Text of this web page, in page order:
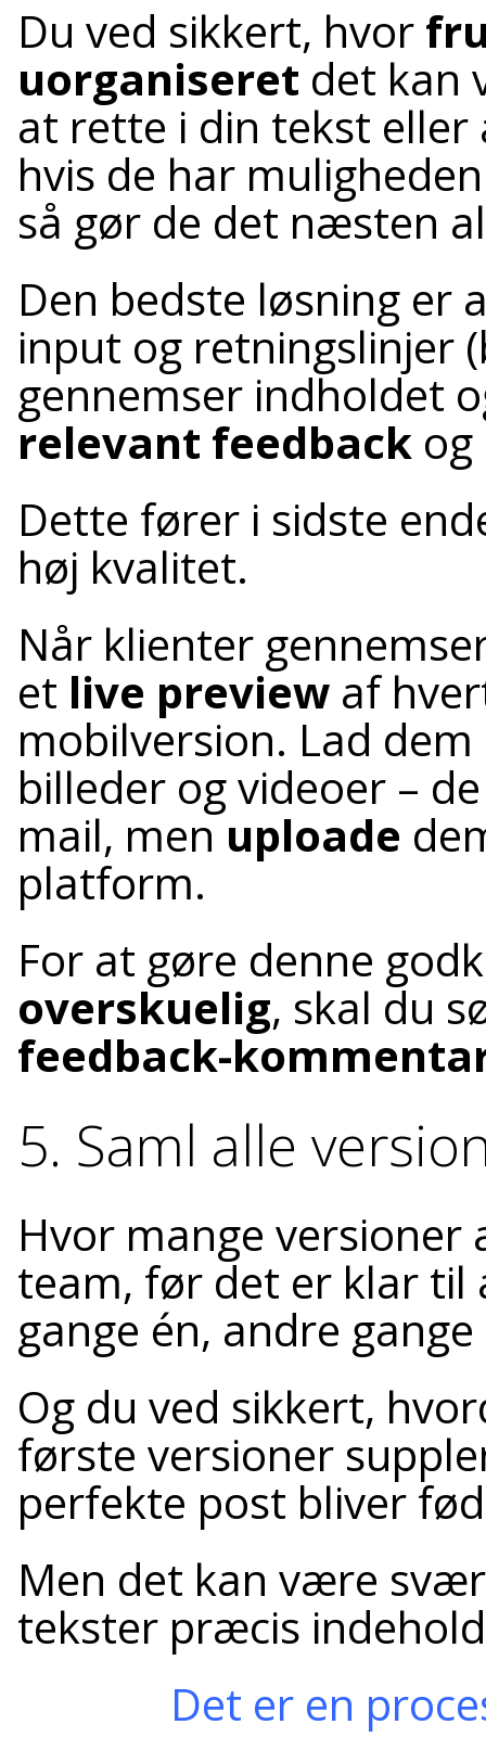
Du ved sikkert, hvor
uorganiseret det kan
at rette i din tekst
hvis de har
så gør de det næsten
Den bedste løsning er
input og retningslinjer
gennemser indholdet
relevant feedback
Dette fører i sidste
høj kvalitet.
Når klienter
et live preview af
mobilversion. Lad
billeder og videoer –
mail, menuploade
platform.
For at gøre denne
overskuelig, skal du
feedback-
5. Saml alle
Hvor mange
team, før det er klar til
gange én, andre
Og du ved sikkert,
første versioner
perfekte post bliver
Men det kan være
tekster præcis
Det er en